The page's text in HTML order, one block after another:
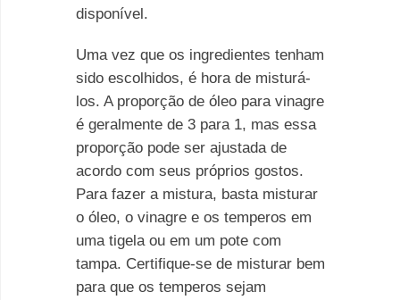
disponível.
Uma vez que os ingredientes tenham
sido escolhidos, é hora de misturá-
los. A proporção de óleo para vinagre
é geralmente de 3 para 1, mas essa
proporção pode ser ajustada de
acordo com seus próprios gostos.
Para fazer a mistura, basta misturar
o óleo, o vinagre e os temperos em
uma tigela ou em um pote com
tampa. Certifique-se de misturar bem
para que os temperos sejam